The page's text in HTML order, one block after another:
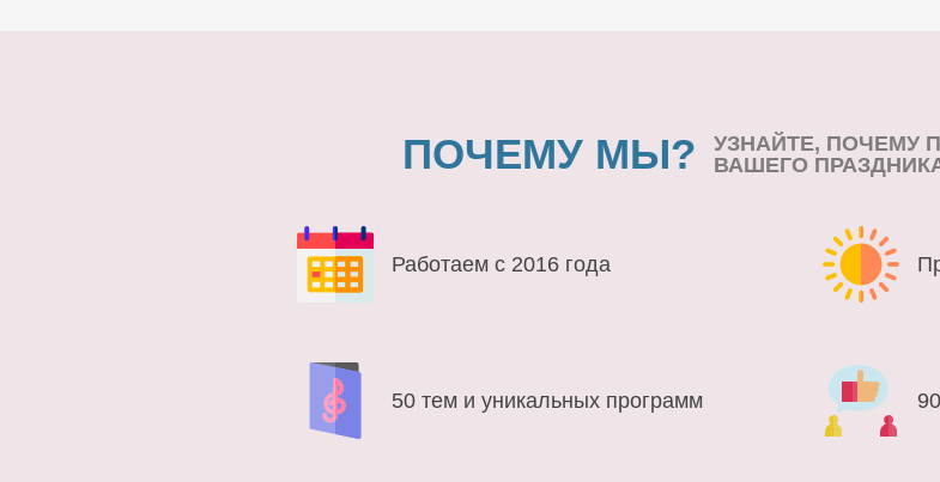
ПОЧЕМУ МЫ?
УЗНАЙТЕ, ПОЧЕМУ
ВАШЕГО
Работаем с 2016 года
50 тем и уникальных программ